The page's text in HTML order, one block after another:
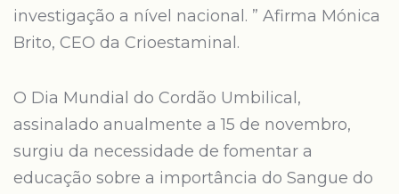
investigação a nível nacional. ” Afirma Mónica
Brito, CEO da Crioestaminal.
O Dia Mundial do Cordão Umbilical,
assinalado anualmente a 15 de novembro,
surgiu da necessidade de fomentar a
educação sobre a importância do Sangue do